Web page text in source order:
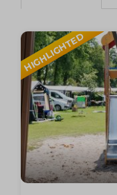
HIGHLIGHTED